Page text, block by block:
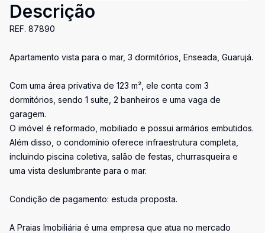
Descrição
REF. 87890
Apartamento vista para o mar, 3 dormitórios, Enseada, Guarujá.
Com uma área privativa de 123 m², ele conta com 3
dormitórios, sendo 1 suíte, 2 banheiros e uma vaga de
garagem.
O imóvel é reformado, mobiliado e possui armários embutidos.
Além disso, o condomínio oferece infraestrutura completa,
incluindo piscina coletiva, salão de festas, churrasqueira e
uma vista deslumbrante para o mar.
Condição de pagamento: estuda proposta.
A Praias Imobiliária é uma empresa que atua no mercado